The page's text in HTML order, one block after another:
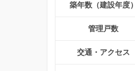
築年数（建設年度）
管理戸数
交通・アクセス